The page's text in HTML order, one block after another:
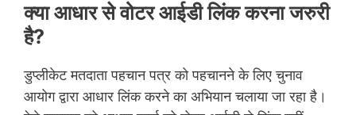
क्या आधार से वोटर आईडी लिंक करना जरुरी
है?
डुप्लीकेट मतदाता पहचान पत्र को पहचानने के लिए चुनाव
आयोग द्वारा आधार लिंक करने का अभियान चलाया जा रहा है।